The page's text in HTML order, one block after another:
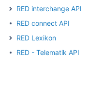
RED interchange API
RED connect API
RED Lexikon
RED - Telematik API